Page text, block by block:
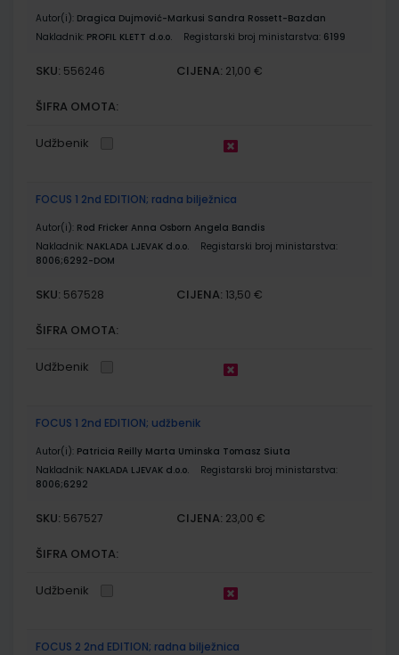
Autor(i): Dragica Dujmović-Markusi Sandra Rossett-Bazdan
Nakladnik: PROFIL KLETT d.o.o. Registarski broj ministarstva: 6199
SKU: 556246 CIJENA: 21,00 €
ŠIFRA OMOTA:
Udžbenik
FOCUS 1 2nd EDITION; radna bilježnica
Autor(i): Rod Fricker Anna Osborn Angela Bandis
Nakladnik: NAKLADA LJEVAK d.o.o.
Registarski broj ministarstva:
8006;6292-DOM
SKU: 567528 CIJENA: 13,50 €
ŠIFRA OMOTA:
Udžbenik
FOCUS 1 2nd EDITION; udžbenik
Autor(i): Patricia Reilly Marta Uminska Tomasz Siuta
Nakladnik: NAKLADA LJEVAK d.o.o.
Registarski broj ministarstva:
8006;6292
SKU: 567527 CIJENA: 23,00 €
ŠIFRA OMOTA:
Udžbenik
FOCUS 2 2nd EDITION; radna bilježnica